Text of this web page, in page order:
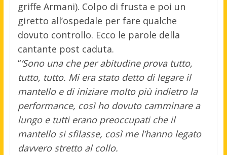
griffe Armani). Colpo di frusta e poi un
giretto all’ospedale per fare qualche
dovuto controllo. Ecco le parole della
cantante post caduta.
“‘Sono una che per abitudine prova tutto,
tutto, tutto. Mi era stato detto di legare il
mantello e di iniziare molto più indietro la
performance, così ho dovuto camminare a
lungo e tutti erano preoccupati che il
mantello si sfilasse, così me l’hanno legato
davvero stretto al collo.